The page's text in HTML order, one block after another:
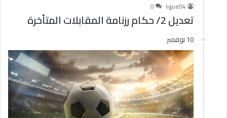
ligue04
0
تعديل 2/ حكام رزنامة المقابلات المتأخرة
10 نوفمبر